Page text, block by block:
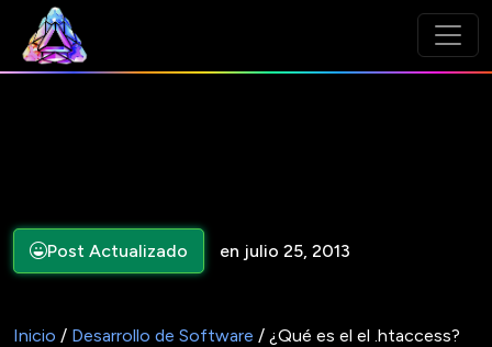
Post Actualizado en julio 25, 2013
Inicio / Desarrollo de Software / ¿Qué es el el .htaccess?